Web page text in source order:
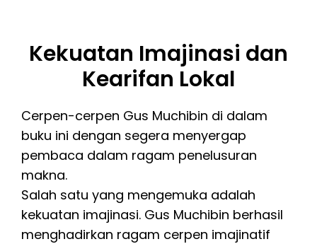
Kekuatan Imajinasi dan
Kearifan Lokal
Cerpen-cerpen Gus Muchibin di dalam
buku ini dengan segera menyergap
pembaca dalam ragam penelusuran
makna.
Salah satu yang mengemuka adalah
kekuatan imajinasi. Gus Muchibin berhasil
menghadirkan ragam cerpen imajinatif